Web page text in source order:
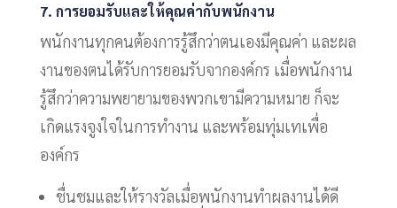
7. การยอมรับและให้คุณค่ากับพนักงาน
พนักงานทุกคนต้องการรู้สึกว่าตนเองมีคุณค่า และผล
งานของตนได้รับการยอมรับจากองค์กร เมื่อพนักงาน
รู้สึกว่าความพยายามของพวกเขามีความหมาย ก็จะ
เกิดแรงจูงใจในการทำงาน และพร้อมทุ่มเทเพื่อ
องค์กร
ชื่นชมและให้รางวัลเมื่อพนักงานทำผลงานได้ดี